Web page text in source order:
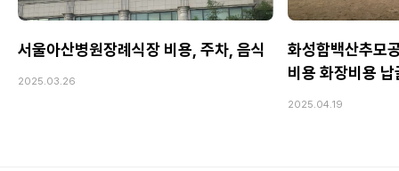
서울아산병원장례식장 비용, 주차, 음식
2025.03.26
화성함백산추모
비용 화장비용
2025.04.19